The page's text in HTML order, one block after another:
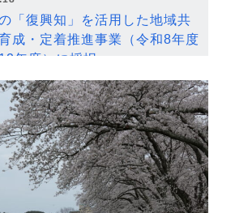
「復興知」を活用した地域共
成・定着推進事業（令和8年度
年度）に採択